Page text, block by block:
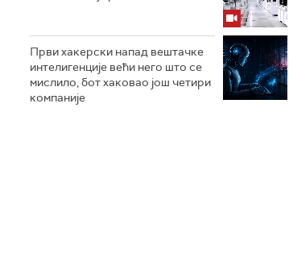
Први хакерски напад вештачке
интелигенције већи него што се
мислило, бот хаковао још четири
компаније